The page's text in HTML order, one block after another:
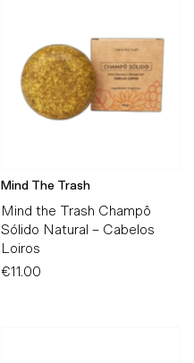
Mind The Trash
Mind the Trash Champô
Sólido Natural – Cabelos
Loiros
Preço
€11.00